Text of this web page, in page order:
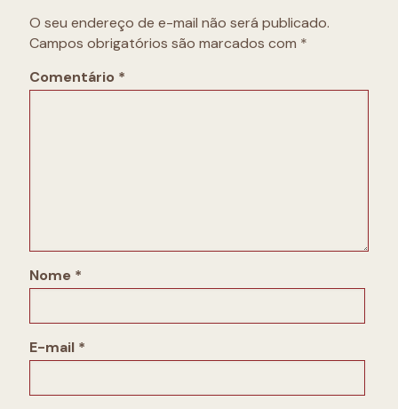
O seu endereço de e-mail não será publicado.
Campos obrigatórios são marcados com *
Comentário *
Nome *
E-mail *